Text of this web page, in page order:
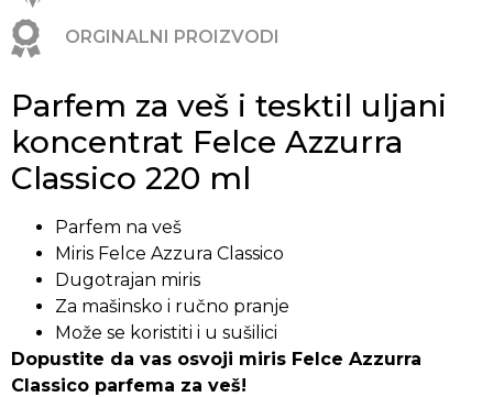
ORGINALNI PROIZVODI
Parfem za veš i tesktil uljani
koncentrat Felce Azzurra
Classico 220 ml
Parfem na veš
Miris Felce Azzura Classico
Dugotrajan miris
Za mašinsko i ručno pranje
Može se koristiti i u sušilici
Dopustite da vas osvoji miris Felce Azzurra
Classico parfema za veš!